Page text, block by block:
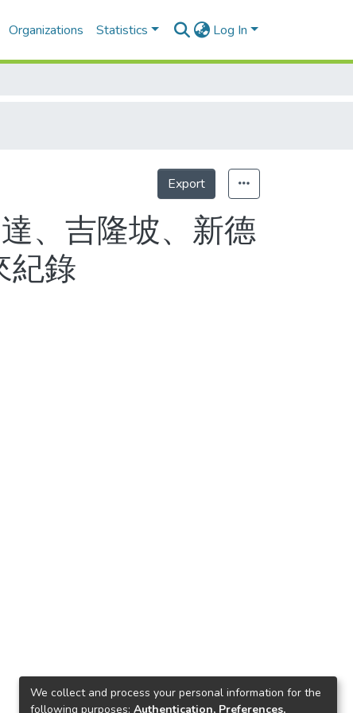
Organizations Statistics Log In
Statistics
、吉隆坡、新德
紀錄
We collect and process your personal information for the
following purposes: Authentication, Preferences,